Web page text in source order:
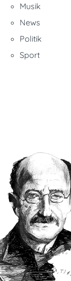
Musik
News
Politik
Sport